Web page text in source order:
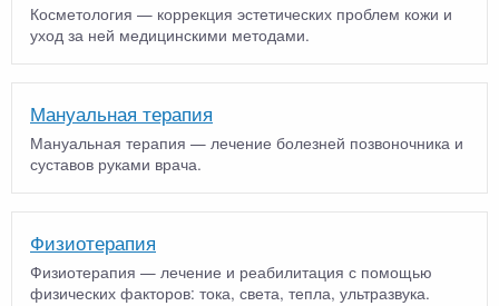
Косметология — коррекция эстетических проблем кожи и
уход за ней медицинскими методами.
Мануальная терапия
Мануальная терапия — лечение болезней позвоночника и
суставов руками врача.
Физиотерапия
Физиотерапия — лечение и реабилитация с помощью
физических факторов: тока, света, тепла, ультразвука.